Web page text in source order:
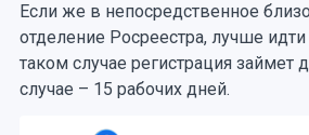
Если же в непосредственное
отделение Росреестра, лучше
таком случае регистрация займет
случае – 15 рабочих дней.